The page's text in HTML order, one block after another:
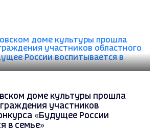
доме культуры прошла
участников
«Будущее России
в семье»